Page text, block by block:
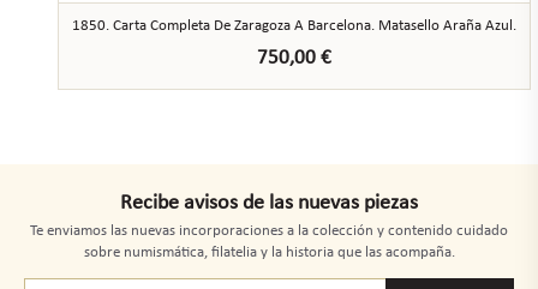
1850. Carta Completa De Zaragoza A Barcelona. Matasello Araña Azul.
750,00 €
Recibe avisos de las nuevas piezas
Te enviamos las nuevas incorporaciones a la colección y contenido cuidado
sobre numismática, filatelia y la historia que las acompaña.